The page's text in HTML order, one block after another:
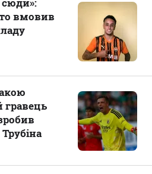
вмовив
гравець